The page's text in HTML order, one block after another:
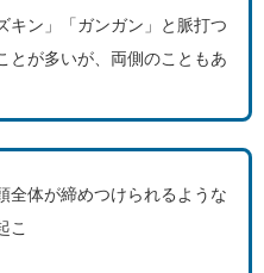
キン」「ガンガン」と脈打つ
とが多いが、両側のこともあ
全体が締めつけられるような
こ